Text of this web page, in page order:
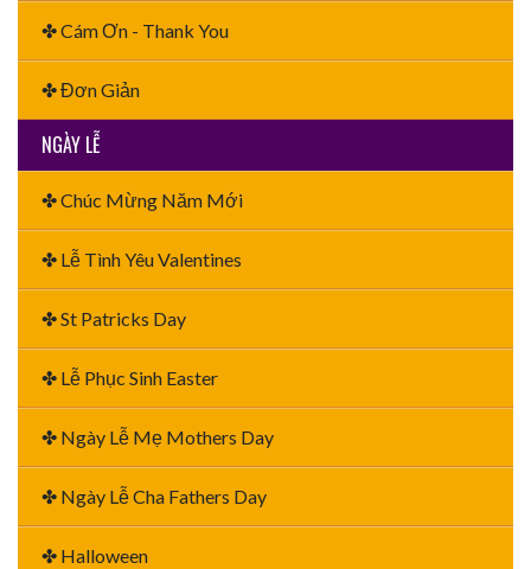
✤ Cám Ơn - Thank You
✤ Đơn Giản
NGÀY LỄ
✤ Chúc Mừng Năm Mới
✤ Lễ Tình Yêu Valentines
✤ St Patricks Day
✤ Lễ Phục Sinh Easter
✤ Ngày Lễ Mẹ Mothers Day
✤ Ngày Lễ Cha Fathers Day
✤ Halloween